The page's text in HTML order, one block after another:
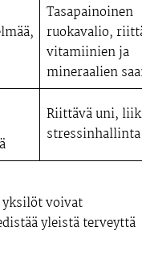
Tasapainoinen
ruokavalio,
vitamiinien ja
mineraalien
Riittävä uni,
stressinhallinta
yksilöt voivat
yleistä terveyttä